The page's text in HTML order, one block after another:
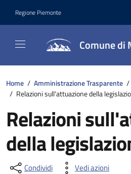
Regione Piemonte
Comune di
Home / Amministrazione Trasparente /
/ Relazioni sull'attuazione della
Relazioni
della
Condividi Vedi azioni